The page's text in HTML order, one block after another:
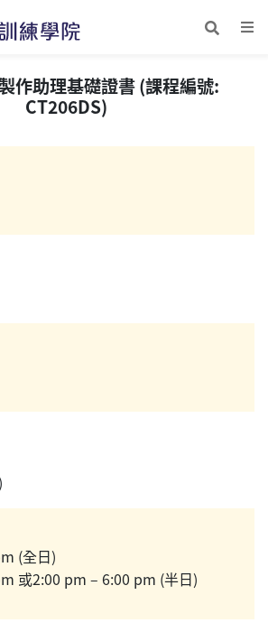
作助理基礎證書 (課程編號:
CT206DS)
(全日)
或2:00 pm – 6:00 pm (半日)